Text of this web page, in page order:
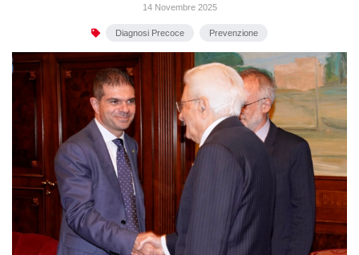
14 Novembre 2025
Diagnosi Precoce Prevenzione